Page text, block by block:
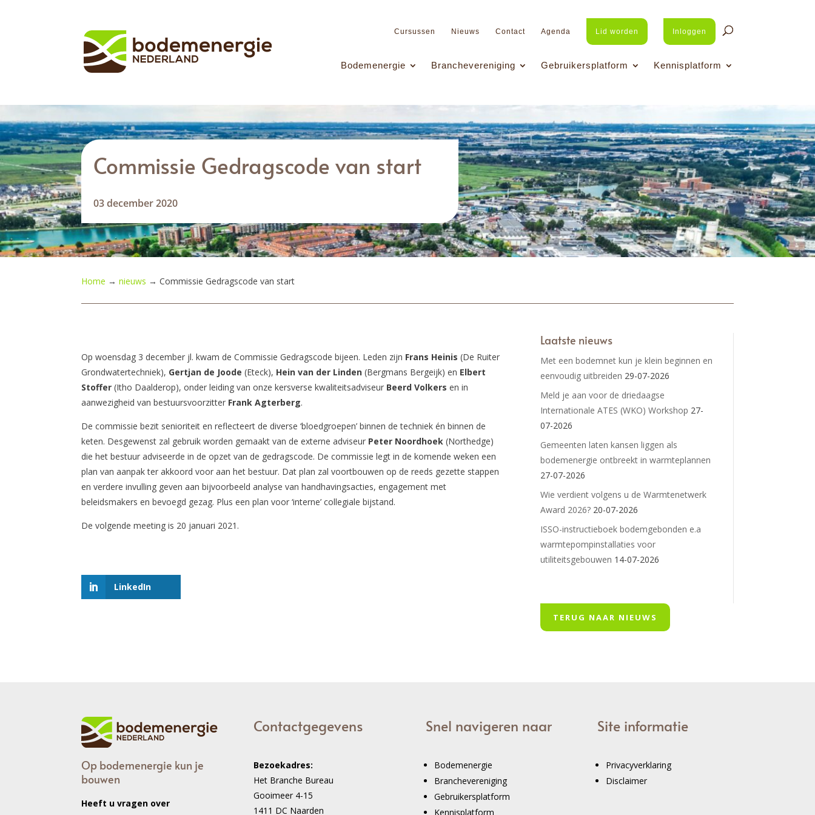
Cursussen Nieuws Contact Agenda Lid worden Inloggen
Bodemenergie Branchevereniging Gebruikersplatform Kennisplatform
Commissie Gedragscode van start
03 december 2020
Home →nieuws →Commissie Gedragscode van start
Op woensdag 3 december jl. kwam de Commissie Gedragscode bijeen. Leden zijn Frans Heinis (De Ruiter
Grondwatertechniek), Gertjan de Joode (Eteck), Hein van der Linden (Bergmans Bergeijk) en Elbert
Stoffer (Itho Daalderop), onder leiding van onze kersverse kwaliteitsadviseur Beerd Volkers en in
aanwezigheid van bestuursvoorzitter Frank Agterberg.
De commissie bezit senioriteit en reflecteert de diverse ‘bloedgroepen’ binnen de techniek én binnen de
keten. Desgewenst zal gebruik worden gemaakt van de externe adviseur Peter Noordhoek (Northedge)
die het bestuur adviseerde in de opzet van de gedragscode. De commissie legt in de komende weken een
plan van aanpak ter akkoord voor aan het bestuur. Dat plan zal voortbouwen op de reeds gezette stappen
en verdere invulling geven aan bijvoorbeeld analyse van handhavingsacties, engagement met
beleidsmakers en bevoegd gezag. Plus een plan voor ‘interne’ collegiale bijstand.
De volgende meeting is 20 januari 2021.
LinkedIn
Laatste nieuws
Met een bodemnet kun je klein beginnen en
eenvoudig uitbreiden 29-07-2026
Meld je aan voor de driedaagse
Internationale ATES (WKO) Workshop 27-
07-2026
Gemeenten laten kansen liggen als
bodemenergie ontbreekt in warmteplannen
27-07-2026
Wie verdient volgens u de Warmtenetwerk
Award 2026? 20-07-2026
ISSO-instructieboek bodemgebonden e.a
warmtepompinstallaties voor
utiliteitsgebouwen 14-07-2026
TERUG NAAR NIEUWS
Op bodemenergie kun je
bouwen
Heeft u vragen over
Contactgegevens
Bezoekadres:
Het Branche Bureau
Gooimeer 4-15
1411 DC Naarden
Snel navigeren naar
Bodemenergie
Branchevereniging
Gebruikersplatform
Kennisplatform
Site informatie
Privacyverklaring
Disclaimer